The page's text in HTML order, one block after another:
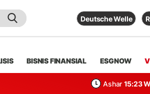
Deutsche Welle
BISNIS FINANSIAL ESGNOW
Ashar 15:23